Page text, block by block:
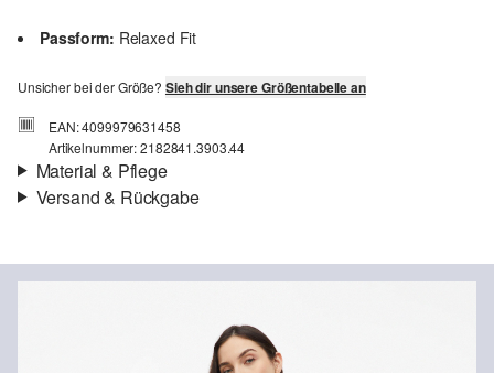
Passform: Relaxed Fit
Unsicher bei der Größe? Sieh dir unsere Größentabelle an
EAN: 4099979631458
Artikelnummer: 2182841.3903.44
Material & Pflege
Material: Leinenmix
Versand & Rückgabe
Standardlieferung einer Bestellung in Höhe von 3,95 € an. Fashion
einem Mindestbestellwert in Höhe von 149,00 € (bei einem
geringeren Bestellwert betragen die Versandkosten für eine